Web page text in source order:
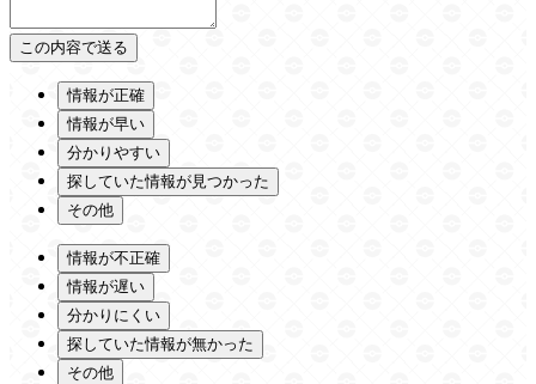
情報が正確
情報が早い
分かりやすい
探していた情報が見つかった
その他
情報が不正確
情報が遅い
分かりにくい
探していた情報が無かった
その他